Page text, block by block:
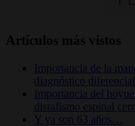
Artículos más vistos
Importancia de la
diagnóstico diferencial
Importancia del
disrafismo espinal
Y ya son 63 años…